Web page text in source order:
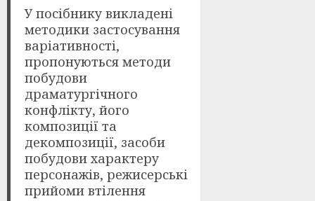
У посібнику викладені
методики застосування
варіативності,
пропонуються методи
побудови
драматургічного
конфлікту, його
композиції та
декомпозиції, засоби
побудови характеру
персонажів, режисерські
прийоми втілення